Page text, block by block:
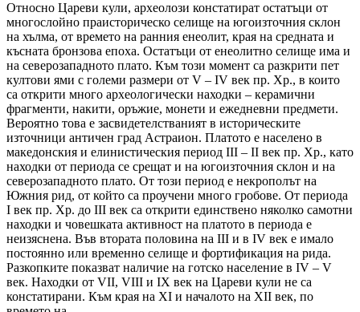
Относно Цареви кули, археолози констатират остатъци от
многослойно праисторическо селище на югоизточния склон
на хълма, от времето на ранния енеолит, края на средната и
късната бронзова епоха. Остатъци от енеолитно селище има и
на северозападното плато. Към този момент са разкрити пет
култови ями с големи размери от V – IV век пр. Хр., в които
са открити много археологически находки – керамични
фрагменти, накити, оръжие, монети и ежедневни предмети.
Вероятно това е засвидетелстваният в историческите
източници античен град Астраион. Платото е населено в
македонския и елинистическия период III – II век пр. Хр., като
находки от периода се срещат и на югоизточния склон и на
северозападното плато. От този период е некрополът на
Южния рид, от който са проучени много гробове. От периода
Ι век пр. Хр. до ΙΙΙ век са открити единствено няколко самотни
находки и човешката активност на платото в периода е
неизяснена. Във втората половина на III и в IV век е имало
постоянно или временно селище и фортификация на рида.
Разкопките показват наличие на готско население в IV – V
век. Находки от VII, VIII и IX век на Цареви кули не са
констатирани. Към края на ХІ и началото на ХІІ век, по